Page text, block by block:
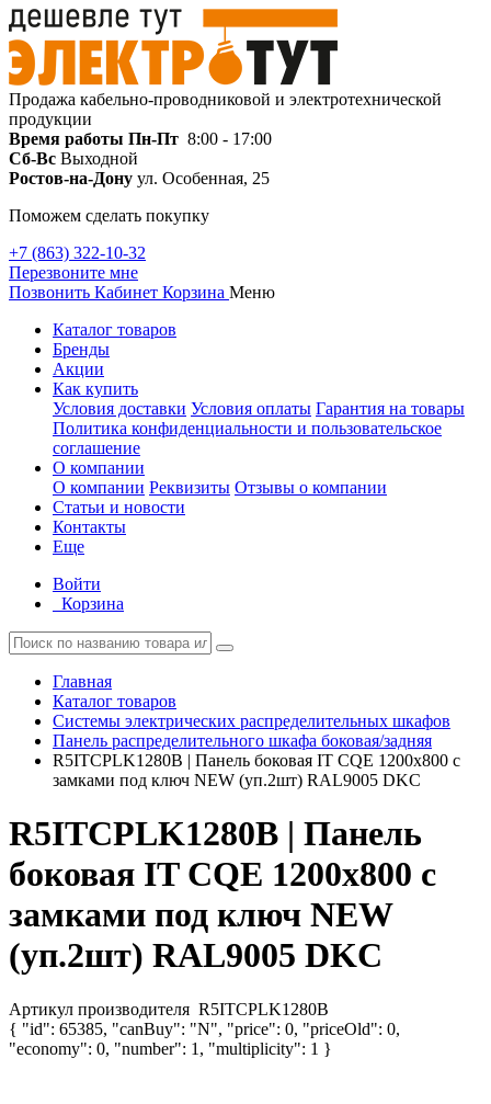
Продажа кабельно-проводниковой и электротехнической
продукции
Время работы Пн-Пт 8:00 - 17:00
Сб-Вс Выходной
Ростов-на-Дону ул. Особенная, 25
Поможем сделать покупку
+7 (863) 322-10-32
Перезвоните мне
Позвонить Кабинет Корзина Меню
Каталог товаров
Бренды
Акции
Как купить
Условия доставки Условия оплаты Гарантия на товары
Политика конфиденциальности и пользовательское
соглашение
О компании
О компании Реквизиты Отзывы о компании
Статьи и новости
Контакты
Еще
Войти
Корзина
Главная
Каталог товаров
Системы электрических распределительных шкафов
Панель распределительного шкафа боковая/задняя
R5ITCPLK1280B | Панель боковая IT CQE 1200х800 с
замками под ключ NEW (уп.2шт) RAL9005 DKC
R5ITCPLK1280B | Панель
боковая IT CQE 1200х800 с
замками под ключ NEW
(уп.2шт) RAL9005 DKC
Артикул производителя R5ITCPLK1280B
{ "id": 65385, "canBuy": "N", "price": 0, "priceOld": 0,
"economy": 0, "number": 1, "multiplicity": 1 }